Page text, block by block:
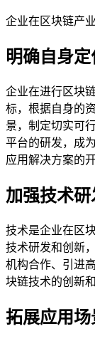
企业在区块链产
明确自身
企业在进行区块
标，根据自身的
景，制定切实可
平台的研发，成
应用解决方案的
加强技术
技术是企业在区
技术研发和创新
机构合作、引进
块链技术的创新和
拓展应用